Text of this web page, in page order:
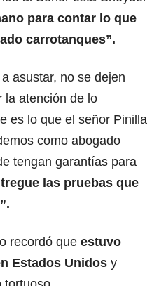
para contar lo que
carrotanques”.
asustar, no se dejen
la atención de lo
es lo que el señor Pinilla
como abogado
tengan garantías para
las pruebas que
recordó que estuvo
Estados Unidos y